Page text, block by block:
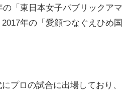
「東日本女子パブリックアマ
年の「愛顔つなぐえひめ国
プロの試合に出場しており、